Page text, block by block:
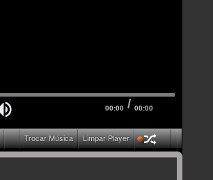
00:00 / 00:00
Trocar Música Limpar Player